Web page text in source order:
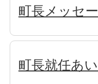
町長メッセ
町長就任あ